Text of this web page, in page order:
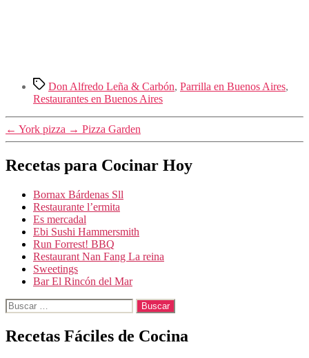
Etiquetas
Don Alfredo Leña & Carbón, Parrilla en Buenos Aires,
Restaurantes en Buenos Aires
← York pizza → Pizza Garden
Recetas para Cocinar Hoy
Bornax Bárdenas Sll
Restaurante l’ermita
Es mercadal
Ebi Sushi Hammersmith
Run Forrest! BBQ
Restaurant Nan Fang La reina
Sweetings
Bar El Rincón del Mar
Buscar:
Recetas Fáciles de Cocina